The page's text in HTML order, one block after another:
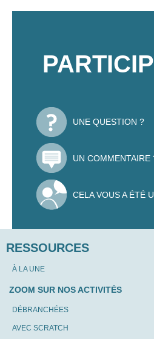
UNE QUESTION ?
UN COMMENTAIRE
CELA VOUS A ÉTÉ
RESSOURCES
À LA UNE
ZOOM SUR NOS ACTIVITÉS
DÉBRANCHÉES
AVEC SCRATCH